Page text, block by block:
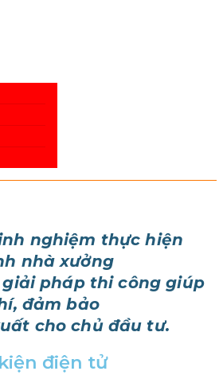
nghiệm thực hiện
nhà xưởng
pháp thi công giúp
đảm bảo
cho chủ đầu tư.
điện tử